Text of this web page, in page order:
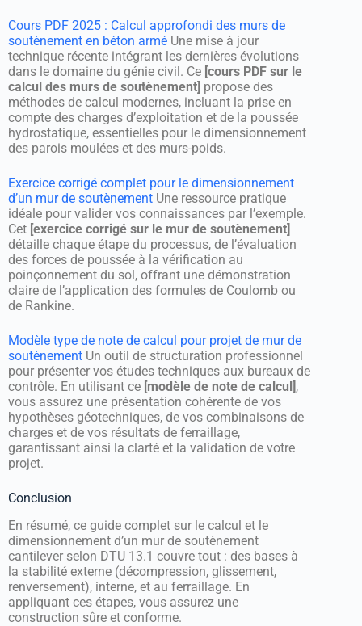
Cours PDF 2025 : Calcul approfondi des murs de
soutènement en béton armé Une mise à jour
technique récente intégrant les dernières évolutions
dans le domaine du génie civil. Ce [cours PDF sur le
calcul des murs de soutènement] propose des
méthodes de calcul modernes, incluant la prise en
compte des charges d’exploitation et de la poussée
hydrostatique, essentielles pour le dimensionnement
des parois moulées et des murs-poids.
Exercice corrigé complet pour le dimensionnement
d’un mur de soutènement Une ressource pratique
idéale pour valider vos connaissances par l’exemple.
Cet [exercice corrigé sur le mur de soutènement]
détaille chaque étape du processus, de l’évaluation
des forces de poussée à la vérification au
poinçonnement du sol, offrant une démonstration
claire de l’application des formules de Coulomb ou
de Rankine.
Modèle type de note de calcul pour projet de mur de
soutènement Un outil de structuration professionnel
pour présenter vos études techniques aux bureaux de
contrôle. En utilisant ce [modèle de note de calcul],
vous assurez une présentation cohérente de vos
hypothèses géotechniques, de vos combinaisons de
charges et de vos résultats de ferraillage,
garantissant ainsi la clarté et la validation de votre
projet.
Conclusion
En résumé, ce guide complet sur le calcul et le
dimensionnement d’un mur de soutènement
cantilever selon DTU 13.1 couvre tout : des bases à
la stabilité externe (décompression, glissement,
renversement), interne, et au ferraillage. En
appliquant ces étapes, vous assurez une
construction sûre et conforme.